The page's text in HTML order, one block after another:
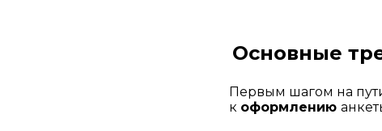
Основные
Первым шагом на
к оформлению